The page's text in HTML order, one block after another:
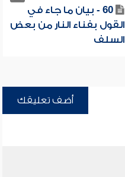
60 - بيان ما جاء في
القول بفناء النار من بعض
السلف
أضف تعليقك